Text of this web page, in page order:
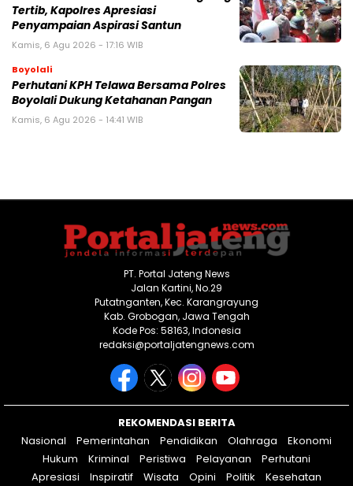
Tertib, Kapolres Apresiasi
Penyampaian Aspirasi Santun
Kamis, 6 Agu 2026 - 17:16 WIB
Boyolali
Perhutani KPH Telawa Bersama Polres
Boyolali Dukung Ketahanan Pangan
Kamis, 6 Agu 2026 - 14:41 WIB
PT. Portal Jateng News
Jalan Kartini, No.29
Putatnganten, Kec. Karangrayung
Kab. Grobogan, Jawa Tengah
Kode Pos: 58163, Indonesia
redaksi@portaljatengnews.com
REKOMENDASI BERITA
Nasional
Pemerintahan Pendidikan Olahraga
Ekonomi
Hukum
Kriminal Peristiwa Pelayanan
Perhutani
Apresiasi
Inspiratif Wisata Opini Politik
Kesehatan